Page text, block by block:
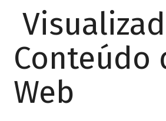
Conteúdo
Web